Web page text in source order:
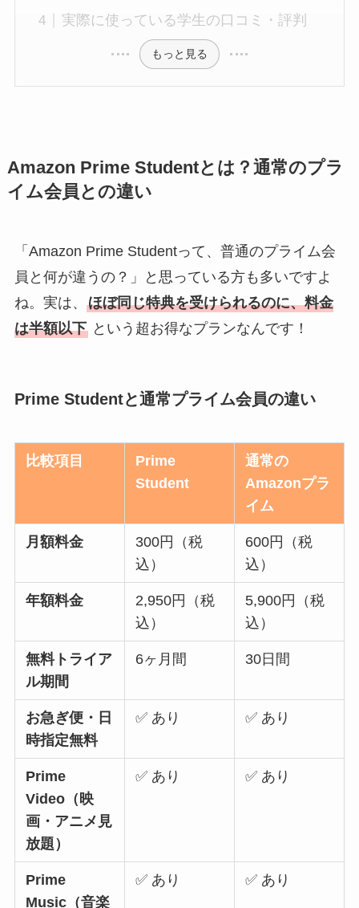
実際に使っている学生の口コミ・評判
もっと見る
Amazon Prime Studentとは？通常のプラ
イム会員との違い
「Amazon Prime Studentって、普通のプライム会
員と何が違うの？」と思っている方も多いですよ
ね。実は、 ほぼ同じ特典を受けられるのに、料金
は半額以下という超お得なプランなんです！
Prime Studentと通常プライム会員の違い
比較項目
Prime
Student
通常の
Amazonプラ
イム
月額料金
300円（税
込）
600円（税
込）
年額料金
2,950円（税
込）
5,900円（税
込）
無料トライア
ル期間
6ヶ月間 30日間
お急ぎ便・日
時指定無料
✅ あり ✅ あり
Prime
Video（映
画・アニメ見
放題）
✅ あり ✅ あり
Prime
Music（音楽
✅ あり ✅ あり